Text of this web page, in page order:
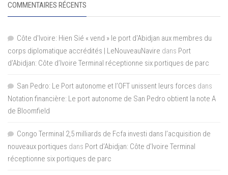
COMMENTAIRES RÉCENTS
Côte d'Ivoire: Hien Sié « vend » le port d'Abidjan aux membres du
corps diplomatique accrédités | LeNouveauNavire dans Port
d’Abidjan: Côte d’Ivoire Terminal réceptionne six portiques de parc
San Pedro: Le Port autonome et l’OFT unissent leurs forces dans
Notation financière: Le port autonome de San Pedro obtient la note A
de Bloomfield
Congo Terminal 2,5 milliards de Fcfa investi dans l’acquisition de
nouveaux portiques dans Port d’Abidjan: Côte d’Ivoire Terminal
réceptionne six portiques de parc